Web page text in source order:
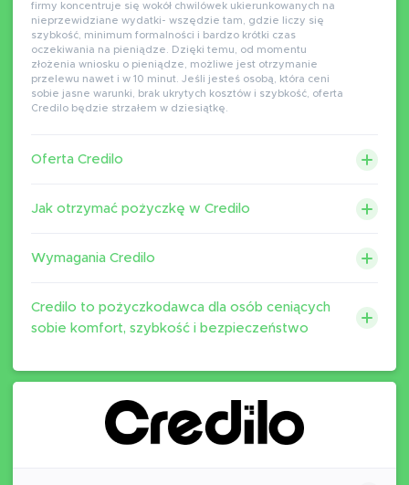
firmy koncentruje się wokół chwilówek ukierunkowanych na
nieprzewidziane wydatki- wszędzie tam, gdzie liczy się
szybkość, minimum formalności i bardzo krótki czas
oczekiwania na pieniądze. Dzięki temu, od momentu
złożenia wniosku o pieniądze, możliwe jest otrzymanie
przelewu nawet i w 10 minut. Jeśli jesteś osobą, która ceni
sobie jasne warunki, brak ukrytych kosztów i szybkość, oferta
Credilo będzie strzałem w dziesiątkę.
Oferta Credilo
Jak otrzymać pożyczkę w Credilo
Wymagania Credilo
Credilo to pożyczkodawca dla osób ceniących
sobie komfort, szybkość i bezpieczeństwo